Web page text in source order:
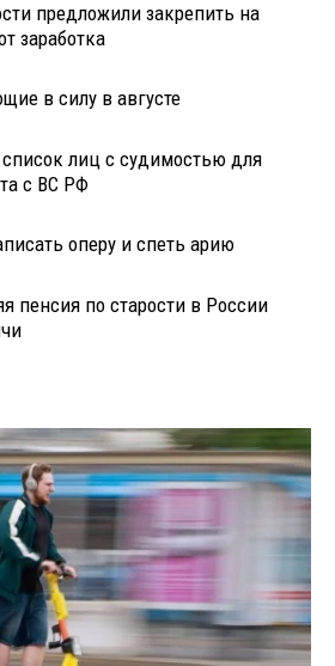
предложили закрепить на
заработка
в силу в августе
лиц с судимостью для
с ВС РФ
оперу и спеть арию
пенсия по старости в России